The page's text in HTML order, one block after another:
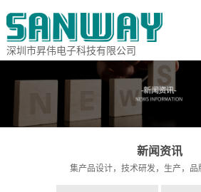
深圳市昇伟电子科技有限公司
新闻资讯
集产品设计，技术研发，生产，品